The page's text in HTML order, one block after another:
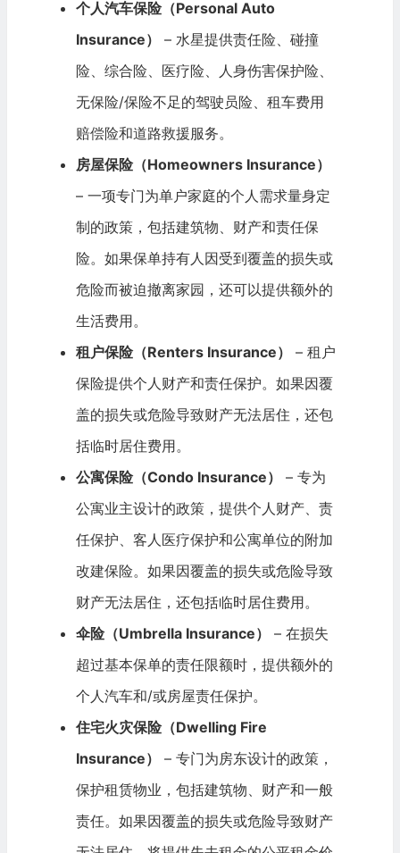
个人汽车保险（Personal Auto
Insurance）
– 水星提供责任险、碰撞
险、综合险、医疗险、人身伤害保护险、
无保险/保险不足的驾驶员险、租车费用
赔偿险和道路救援服务。
房屋保险（Homeowners Insurance）
– 一项专门为单户家庭的个人需求量身定
制的政策，包括建筑物、财产和责任保
险。如果保单持有人因受到覆盖的损失或
危险而被迫撤离家园，还可以提供额外的
生活费用。
租户保险（Renters Insurance）
– 租户
保险提供个人财产和责任保护。如果因覆
盖的损失或危险导致财产无法居住，还包
括临时居住费用。
公寓保险（Condo Insurance）
– 专为
公寓业主设计的政策，提供个人财产、责
任保护、客人医疗保护和公寓单位的附加
改建保险。如果因覆盖的损失或危险导致
财产无法居住，还包括临时居住费用。
伞险（Umbrella Insurance）
– 在损失
超过基本保单的责任限额时，提供额外的
个人汽车和/或房屋责任保护。
住宅火灾保险（Dwelling Fire
Insurance）
– 专门为房东设计的政策，
保护租赁物业，包括建筑物、财产和一般
责任。如果因覆盖的损失或危险导致财产